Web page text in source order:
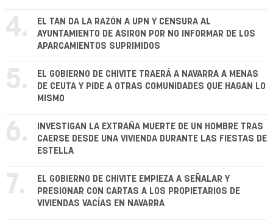
4.
EL TAN DA LA RAZÓN A UPN Y CENSURA AL
AYUNTAMIENTO DE ASIRON POR NO INFORMAR DE LOS
APARCAMIENTOS SUPRIMIDOS
5.
EL GOBIERNO DE CHIVITE TRAERÁ A NAVARRA A MENAS
DE CEUTA Y PIDE A OTRAS COMUNIDADES QUE HAGAN LO
MISMO
6.
INVESTIGAN LA EXTRAÑA MUERTE DE UN HOMBRE TRAS
CAERSE DESDE UNA VIVIENDA DURANTE LAS FIESTAS DE
ESTELLA
7.
EL GOBIERNO DE CHIVITE EMPIEZA A SEÑALAR Y
PRESIONAR CON CARTAS A LOS PROPIETARIOS DE
VIVIENDAS VACÍAS EN NAVARRA